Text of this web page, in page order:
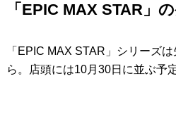
「EPIC MAX STAR」
「EPIC MAX STAR」シリーズ
ら。店頭には10月30日に並ぶ予定